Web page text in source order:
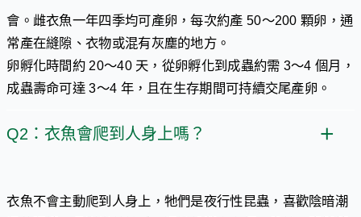
會。雌衣魚一年四季均可產卵，每次約產 50～200 顆卵，通
常產在縫隙、衣物或混有灰塵的地方。
卵孵化時間約 20～40 天，從卵孵化到成蟲約需 3～4 個月，
成蟲壽命可達 3～4 年，且在生存期間可持續交尾產卵。
Q2：衣魚會爬到人身上嗎？​
衣魚不會主動爬到人身上，牠們是夜行性昆蟲，喜歡陰暗潮